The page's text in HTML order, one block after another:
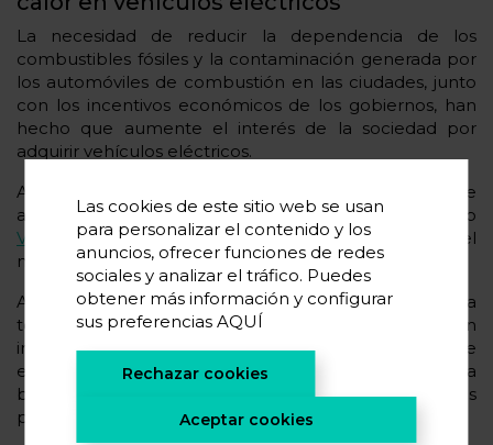
La necesidad de reducir la dependencia de los
combustibles fósiles y la contaminación generada por
los automóviles de combustión en las ciudades, junto
con los incentivos económicos de los gobiernos, han
hecho que aumente el interés de la sociedad por
adquirir vehículos eléctricos.
A parte de
, casi todos los fabricantes de
automóviles históricos comoBMW, el grupo
Volkswagen,ToyotaoHyundaihan introducido en el
mercado modelos eléctricos a precios asequibles.
Aunque el vehículo eléctrico ha demostrado ser una
tecnología madura y fiable, sigue presentando un
importante potencial de optimización/mejora. Entre
ellas, el aumento de la capacidad y la durabilidad de la
batería se han convertido en los dos objetivos
principales para impulsar el vehículo eléctrico.
Las cookies de este sitio web se usan
para personalizar el contenido y los
anuncios, ofrecer funciones de redes
sociales y analizar el tráfico. Puedes
obtener más información y configurar
sus preferenciasAQUÍ
Rechazar cookies
Aceptar cookies